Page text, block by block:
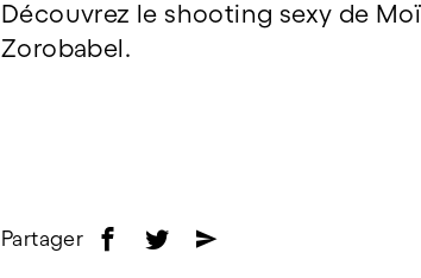
Découvrez le shooting sexy de
Zorobabel.
Partager f t e